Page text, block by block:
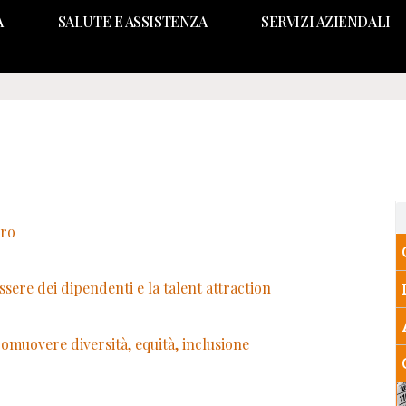
SALUTE E ASSISTENZA SERVIZI AZIENDALI
dei dipendenti e la talent attraction
diversità, equità, inclusione